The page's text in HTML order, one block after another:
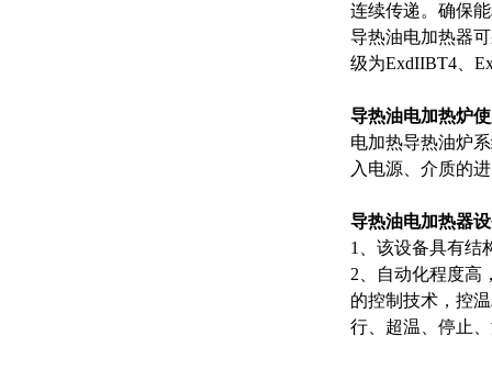
连续传递。确保
导热油电加热器
级为ExdIIBT4、
导热油电加热炉
电加热导热油炉
入电源、介质的
导热油电加热器
1、该设备具有结
2、自动化程度高
的控制技术，控
行、超温、停止